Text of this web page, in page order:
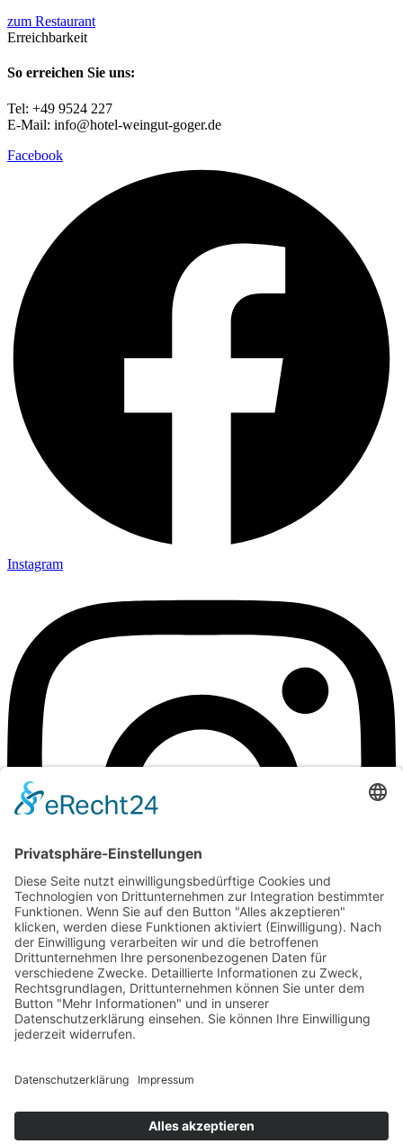
zum Restaurant
Erreichbarkeit
So erreichen Sie uns:
Tel: +49 9524 227
E-Mail: info@hotel-weingut-goger.de
Facebook
Instagram
zum Kontakt
Impressum
©Weingut Goger